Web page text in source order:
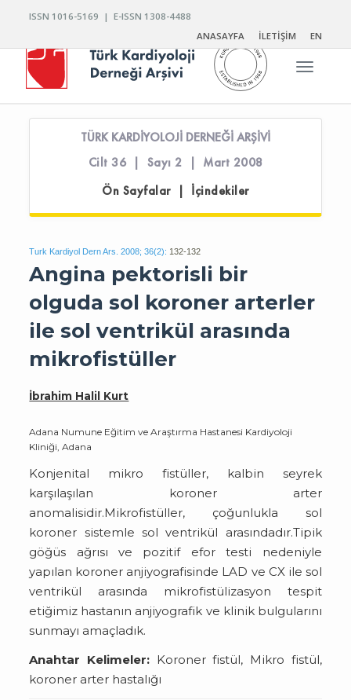
ISSN 1016-5169 | E-ISSN 1308-4488
ANASAYFA
İLETİŞİM EN
Toggle
TÜRK KARDİYOLOJİ DERNEĞİ ARŞİVİ
Cilt 36 | Sayı 2 | Mart 2008
Ön Sayfalar | İçindekiler
Turk Kardiyol Dern Ars. 2008; 36(2): 132-132
Angina pektorisli bir
olguda sol koroner arterler
ile sol ventrikül arasında
mikrofistüller
İbrahim Halil Kurt
Adana Numune Eğitim ve Araştırma Hastanesi Kardiyoloji
Kliniği, Adana
Konjenital mikro fistüller, kalbin seyrek
karşılaşılan koroner arter
anomalisidir.Mikrofistüller, çoğunlukla sol
koroner sistemle sol ventrikül arasındadır.Tipik
göğüs ağrısı ve pozitif efor testi nedeniyle
yapılan koroner anjiyografisinde LAD ve CX ile sol
ventrikül arasında mikrofistülizasyon tespit
etiğimiz hastanın anjiyografik ve klinik bulgularını
sunmayı amaçladık.
Anahtar Kelimeler: Koroner fistül, Mikro fistül,
koroner arter hastalığı